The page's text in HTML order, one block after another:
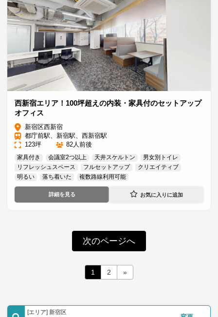
西新宿エリア！100坪超えの内装・家具付のセットアップ
オフィス
新宿区西新宿
都庁前駅、新宿駅、西新宿駅
123坪
82人前後
家具付き 会議室2つ以上 天井スケルトン
男女別トイレ
リフレッシュスペース
フルセットアップ
クリエイティブ
明るい
落ち着いた 複数路線利用可能
詳細を見る
次のページへ
ペ
固
定
ジ
1
固
定
ジ
2 »
[エリア] 新宿区